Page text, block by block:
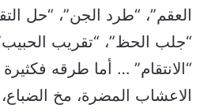
العقم”، “طرد الجن”، “حل
“جلب الحظ”، “تقريب
“الانتقام” … أما طرقه
الاعشاب المضرة، مخ